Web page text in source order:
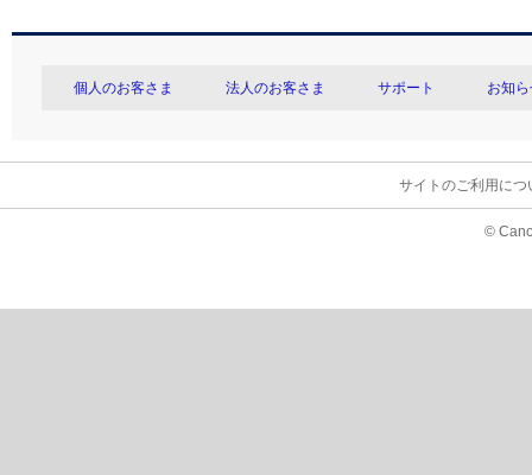
個人のお客さま 法人のお客さま サポート お知
サイトのご利用につ
©